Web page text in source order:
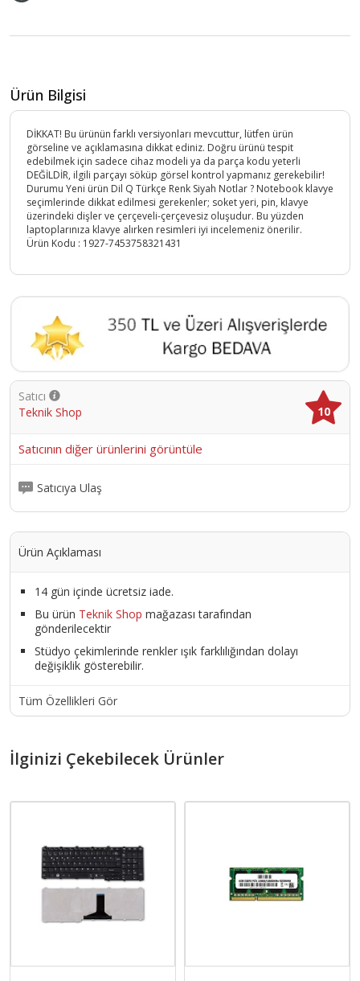
Ürün Bilgisi
DİKKAT! Bu ürünün farklı versiyonları mevcuttur, lütfen ürün
görseline ve açıklamasına dikkat ediniz. Doğru ürünü tespit
edebilmek için sadece cihaz modeli ya da parça kodu yeterli
DEĞİLDİR, ilgili parçayı söküp görsel kontrol yapmanız gerekebilir!
Durumu Yeni ürün Dil Q Türkçe Renk Siyah Notlar ? Notebook klavye
seçimlerinde dikkat edilmesi gerekenler; soket yeri, pin, klavye
üzerindeki dişler ve çerçeveli-çerçevesiz oluşudur. Bu yüzden
laptoplarınıza klavye alırken resimleri iyi incelemeniz önerilir.
Ürün Kodu : 1927-7453758321431
Satıcı
Teknik Shop
10
Satıcının diğer ürünlerini görüntüle
Satıcıya Ulaş
Ürün Açıklaması
14 gün içinde ücretsiz iade.
Bu ürün Teknik Shop mağazası tarafından
gönderilecektir
Stüdyo çekimlerinde renkler ışık farklılığından dolayı
değişiklik gösterebilir.
Tüm Özellikleri Gör
İlginizi Çekebilecek Ürünler